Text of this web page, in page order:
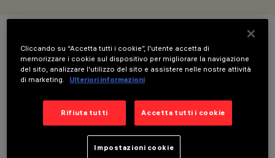
COLORE
DATI TECNICI
ULTIMO AGGIORNAMENTO: 01/08/2026
Cliccando su “Accetta tutti i cookie”, l'utente accetta di
memorizzare i cookie sul dispositivo per migliorare la navigazione
del sito, analizzare l'utilizzo del sito e assistere nelle nostre attività
di marketing.
Ulteriori informazioni
Rifiuta tutti Accetta tutti i cookie
Impostazioni cookie